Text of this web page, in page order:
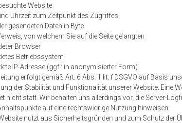
Website
Uhrzeit zum Zeitpunkt des Zugriffes
gesendeten Daten in Byte
von welchem Sie auf die Seite gelangten
Browser
Betriebssystem
IP-Adresse (ggf.: in anonymisierter Form)
erfolgt gemäß Art. 6 Abs. 1 lit. f DSGVO auf Basis
der Stabilität und Funktionalität unserer Website. Eine
nicht statt. Wir behalten uns allerdings vor, die Server-
auf eine rechtswidrige Nutzung hinweisen.
nutzt aus Sicherheitsgründen und zum Schutz der